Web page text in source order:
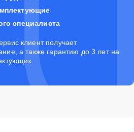
специалиста
клиент получает
а также гарантию до 3 лет на